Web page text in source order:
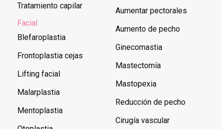
Tratamiento capilar
Facial
Blefaroplastia
Frontoplastia cejas
Lifting facial
Malarplastia
Mentoplastia
Aumentar pectorales
Aumento de pecho
Ginecomastia
Mastectomía
Mastopexia
Reducción de pecho
Cirugía vascular